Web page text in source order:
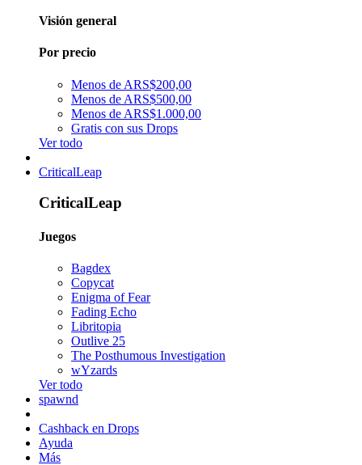
Visión general
Por precio
Menos de ARS$200,00
Menos de ARS$500,00
Menos de ARS$1.000,00
Gratis con sus Drops
Ver todo
CriticalLeap
CriticalLeap
Juegos
Bagdex
Copycat
Enigma of Fear
Fading Echo
Libritopia
Outlive 25
The Posthumous Investigation
wYzards
Ver todo
spawnd
Cashback en Drops
Ayuda
Más